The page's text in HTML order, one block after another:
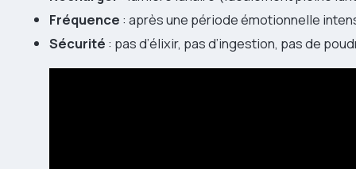
Fréquence : après une période émotionnelle
Sécurité : pas d’élixir, pas d’ingestion, pas de